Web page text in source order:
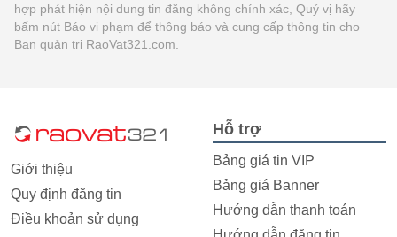
hợp phát hiện nội dung tin đăng không chính xác, Quý vị hãy
bấm nút Báo vi phạm để thông báo và cung cấp thông tin cho
Ban quản trị RaoVat321.com.
Giới thiệu
Quy định đăng tin
Điều khoản sử dụng
Hỗ trợ
Bảng giá tin VIP
Bảng giá Banner
Hướng dẫn thanh toán